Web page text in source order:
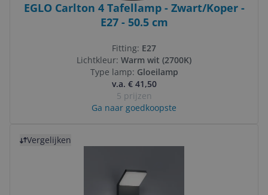
EGLO Carlton 4 Tafellamp - Zwart/Koper -
E27 - 50.5 cm
Fitting: E27
Lichtkleur: Warm wit (2700K)
Type lamp: Gloeilamp
v.a. € 41,50
5 prijzen
Ga naar goedkoopste
Vergelijken